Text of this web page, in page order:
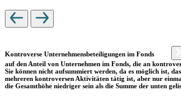
Kontroverse Unternehmensbeteiligungen im Fonds
auf den Anteil von Unternehmen im Fonds, die an
Sie können nicht aufsummiert werden, da es möglich ist,
mehreren kontroversen Aktivitäten tätig ist, aber nur
die Gesamthöhe niedriger sein als die Summe der unten